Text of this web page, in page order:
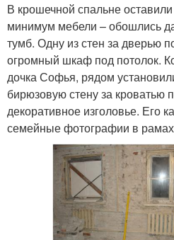
В крошечной спальне
минимум мебели – обошлись
тумб. Одну из стен за дверью
огромный шкаф под потолок.
дочка Софья, рядом
бирюзовую стену за кроватью
декоративное изголовье. Его
семейные фотографии в рамах